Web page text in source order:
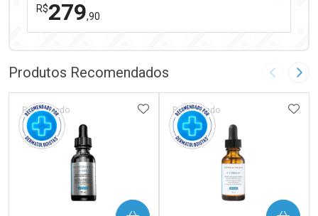
R$279,90
Laboratório
Ativar Desconto
Por Menos
Produtos Recomendados Imagem
Patrocinado ADICIONAR AOS FAVORITOS
Patrocinado